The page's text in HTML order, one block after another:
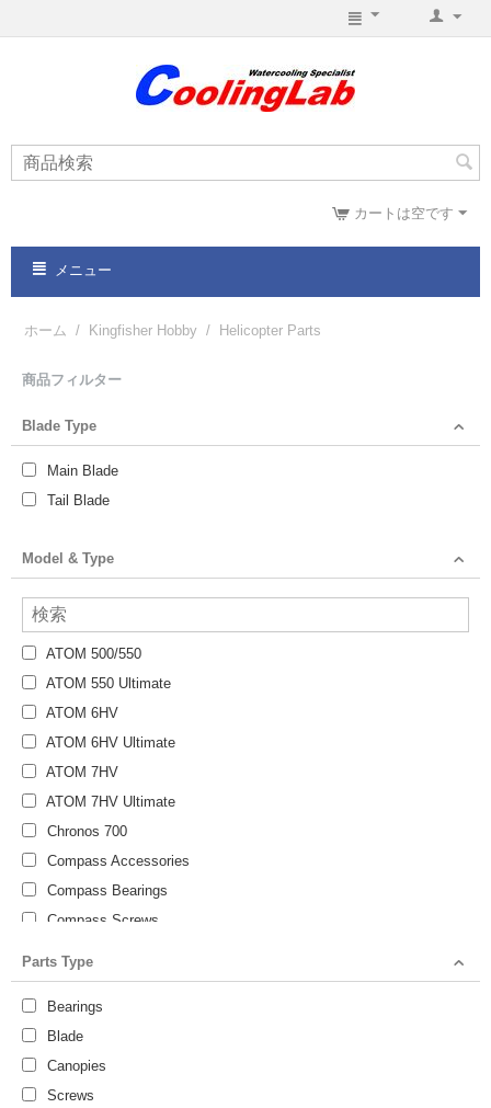
カートは空です
メニュー
ホーム / Kingfisher Hobby / Helicopter Parts
商品フィルター
Blade Type
Main Blade
Tail Blade
Model & Type
ATOM 500/550
ATOM 550 Ultimate
ATOM 6HV
ATOM 6HV Ultimate
ATOM 7HV
ATOM 7HV Ultimate
Chronos 700
Compass Accessories
Compass Bearings
Compass Screws
Tarot 450 to 480 Conversion Parts
Tarot 450Pro Parts
Tarot 500/600/700
Tarot Bearings
WARP 360
Parts Type
Bearings
Blade
Canopies
Screws